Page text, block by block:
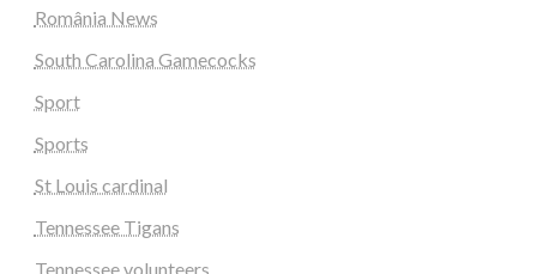
România News
South Carolina Gamecocks
Sport
Sports
St Louis cardinal
Tennessee Tigans
Tennessee volunteers